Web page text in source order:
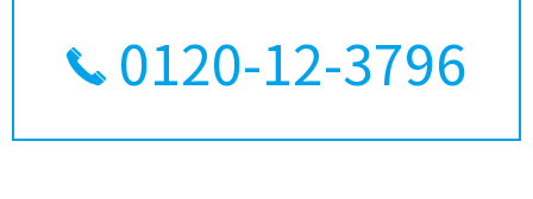
0120-12-3796